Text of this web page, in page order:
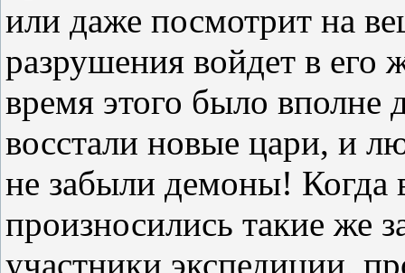
или даже посмотрит на
разрушения войдет в его
время этого было вполне
восстали новые цари, и
не забыли демоны! Когда
произносились такие же
участники экспедиции,